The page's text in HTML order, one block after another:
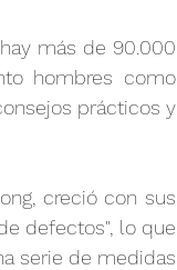
más de 90.000
hombres como
prácticos y
creció con sus
defectos", lo que
serie de medidas